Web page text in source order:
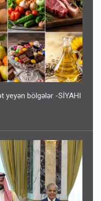
yeyən bölgələr -SİYAHI